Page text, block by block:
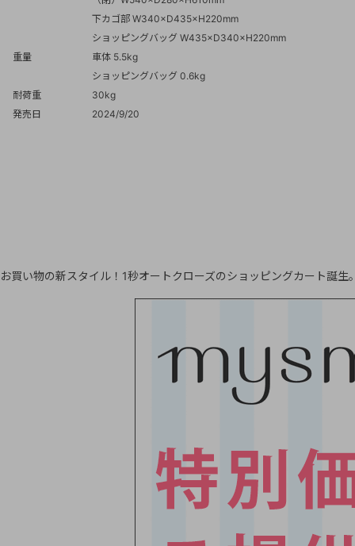
下カゴ部 W340×D435×H220mm
ショッピングバッグ W435×D340×H220mm
重量
車体 5.5kg
ショッピングバッグ 0.6kg
耐荷重
30kg
発売日
2024/9/20
お買い物の新スタイル！1秒オートクローズのショッピングカート誕生